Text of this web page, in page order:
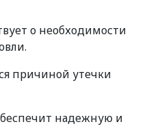
о необходимости
причиной утечки
надежную и